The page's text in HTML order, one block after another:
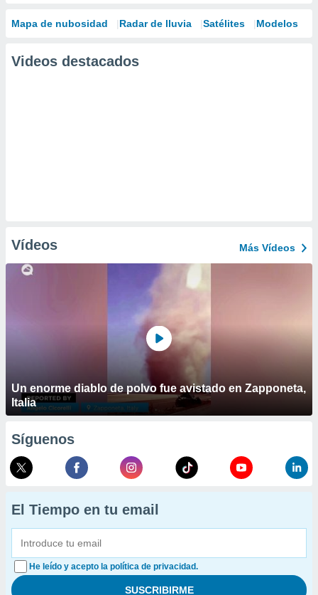
Mapa de nubosidad Radar de lluvia Satélites Modelos
Videos destacados
Vídeos Más Vídeos
Un enorme diablo de polvo fue avistado en Zapponeta,
Italia
Síguenos
El Tiempo en tu email
He leído y acepto la política de privacidad.